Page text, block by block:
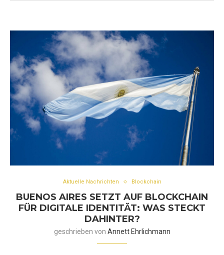
Aktuelle Nachrichten Blockchain
BUENOS AIRES SETZT AUF BLOCKCHAIN
FÜR DIGITALE IDENTITÄT: WAS STECKT
DAHINTER?
geschrieben von Annett Ehrlichmann